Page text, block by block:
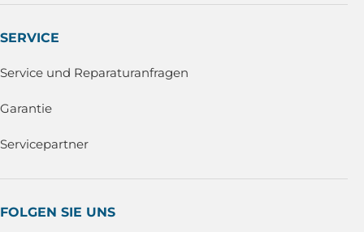
SERVICE
Service und Reparaturanfragen
Garantie
Servicepartner
FOLGEN SIE UNS